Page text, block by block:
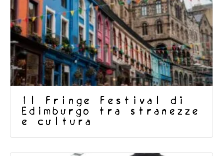
Il Fringe Festival di
Edimburgo tra stranezze
e cultura